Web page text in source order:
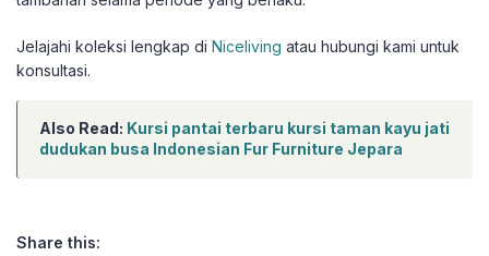
Jelajahi koleksi lengkap di Niceliving atau hubungi kami untuk
konsultasi.
Also Read: Kursi pantai terbaru kursi taman kayu jati
dudukan busa Indonesian Fur Furniture Jepara
Share this: